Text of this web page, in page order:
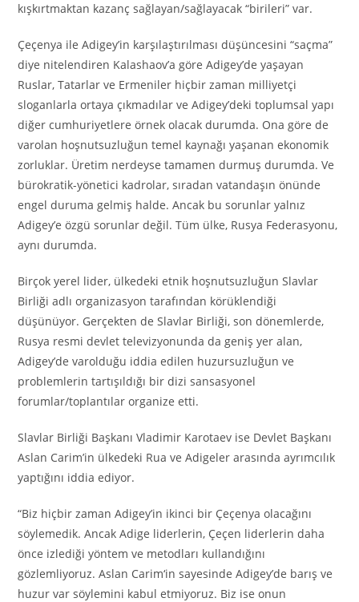
kışkırtmaktan kazanç sağlayan/sağlayacak “birileri” var.
Çeçenya ile Adigey’in karşılaştırılması düşüncesini “saçma”
diye nitelendiren Kalashaov’a göre Adigey’de yaşayan
Ruslar, Tatarlar ve Ermeniler hiçbir zaman milliyetçi
sloganlarla ortaya çıkmadılar ve Adigey’deki toplumsal yapı
diğer cumhuriyetlere örnek olacak durumda. Ona göre de
varolan hoşnutsuzluğun temel kaynağı yaşanan ekonomik
zorluklar. Üretim nerdeyse tamamen durmuş durumda. Ve
bürokratik-yönetici kadrolar, sıradan vatandaşın önünde
engel duruma gelmiş halde. Ancak bu sorunlar yalnız
Adigey’e özgü sorunlar değil. Tüm ülke, Rusya Federasyonu,
aynı durumda.
Birçok yerel lider, ülkedeki etnik hoşnutsuzluğun Slavlar
Birliği adlı organizasyon tarafından körüklendiği
düşünüyor. Gerçekten de Slavlar Birliği, son dönemlerde,
Rusya resmi devlet televizyonunda da geniş yer alan,
Adigey’de varolduğu iddia edilen huzursuzluğun ve
problemlerin tartışıldığı bir dizi sansasyonel
forumlar/toplantılar organize etti.
Slavlar Birliği Başkanı Vladimir Karotaev ise Devlet Başkanı
Aslan Carim’in ülkedeki Rua ve Adigeler arasında ayrımcılık
yaptığını iddia ediyor.
“Biz hiçbir zaman Adigey’in ikinci bir Çeçenya olacağını
söylemedik. Ancak Adige liderlerin, Çeçen liderlerin daha
önce izlediği yöntem ve metodları kullandığını
gözlemliyoruz. Aslan Carim‘in sayesinde Adigey’de barış ve
huzur var söylemini kabul etmiyoruz. Biz ise onun